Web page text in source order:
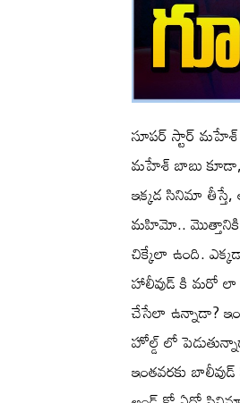
సూపర్ స్టార్
మహేశ్ బాబు కూడా,
ఇక్కడ సినిమా
మహిమో.. మొత్తానికి
చిక్కేలా ఉంది.
హాలీవుడ్ కి మరో లా
చేసేలా ఉన్నాడా?
హోల్డ్ లో
ఇంతవరకు